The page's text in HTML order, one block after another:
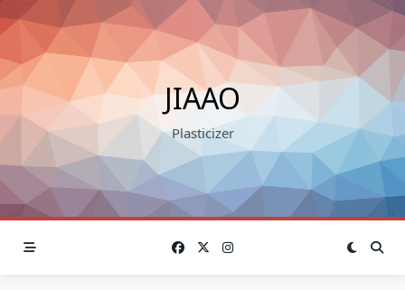
Skip
to
content
JIAAO
Plasticizer